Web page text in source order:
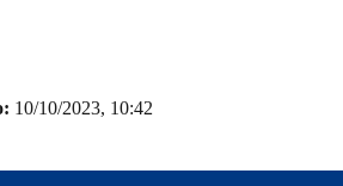
10/10/2023, 10:42